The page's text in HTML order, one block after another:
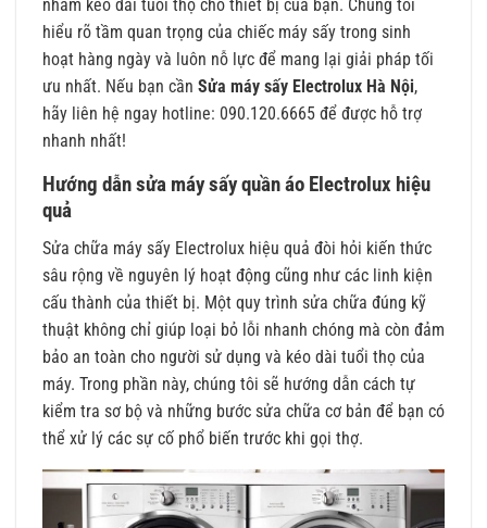
nhằm kéo dài tuổi thọ cho thiết bị của bạn. Chúng tôi
hiểu rõ tầm quan trọng của chiếc máy sấy trong sinh
hoạt hàng ngày và luôn nỗ lực để mang lại giải pháp tối
ưu nhất. Nếu bạn cần Sửa máy sấy Electrolux Hà Nội,
hãy liên hệ ngay hotline: 090.120.6665 để được hỗ trợ
nhanh nhất!
Hướng dẫn sửa máy sấy quần áo Electrolux hiệu
quả
Sửa chữa máy sấy Electrolux hiệu quả đòi hỏi kiến thức
sâu rộng về nguyên lý hoạt động cũng như các linh kiện
cấu thành của thiết bị. Một quy trình sửa chữa đúng kỹ
thuật không chỉ giúp loại bỏ lỗi nhanh chóng mà còn đảm
bảo an toàn cho người sử dụng và kéo dài tuổi thọ của
máy. Trong phần này, chúng tôi sẽ hướng dẫn cách tự
kiểm tra sơ bộ và những bước sửa chữa cơ bản để bạn có
thể xử lý các sự cố phổ biến trước khi gọi thợ.